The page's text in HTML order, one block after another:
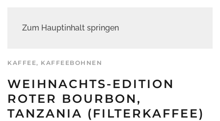
Zum Hauptinhalt springen
KAFFEE, KAFFEEBOHNEN
WEIHNACHTS-EDITION
ROTER BOURBON,
TANZANIA (FILTERKAFFEE)